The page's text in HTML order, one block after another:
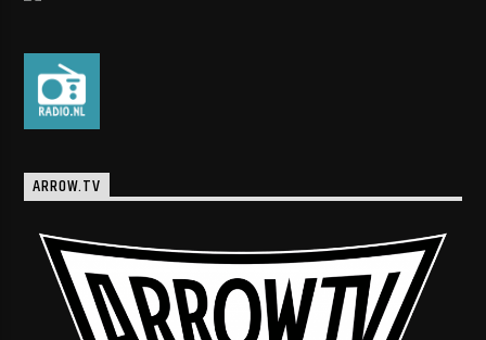
ARROW.TV